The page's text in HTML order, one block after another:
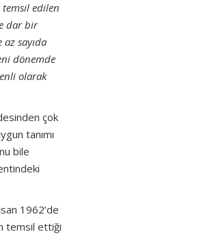
temsil edilen
dar bir
sayıda
dönemde
olarak
çok
tanımı
bile
1962’de
temsil ettiği